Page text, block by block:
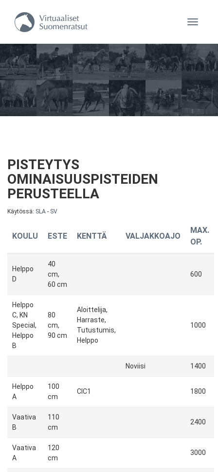
PISTEYTYS
OMINAISUUSPISTEIDEN
PERUSTEELLA
Käytössä: SLA - SV
KOULU ESTE KENTTÄ VALJAKKOAJO
MAX.
OP.
Helppo
D
40
cm,
60 cm
600
Helppo
C, KN
Special,
Helppo
B
80
cm,
90 cm
Aloittelija,
Harraste,
Tutustumis,
Helppo
1000
Noviisi 1400
Helppo
A
100
cm
CIC1 1800
Vaativa
B
110
cm
2400
Vaativa
A
120
cm
3000